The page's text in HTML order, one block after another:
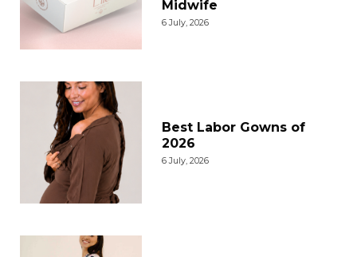
Midwife
6 July, 2026
Best Labor Gowns of
2026
6 July, 2026